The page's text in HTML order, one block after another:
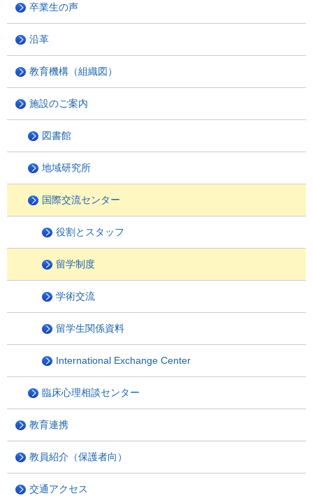
卒業生の声
沿革
教育機構（組織図）
施設のご案内
図書館
地域研究所
国際交流センター
役割とスタッフ
留学制度
学術交流
留学生関係資料
International Exchange Center
臨床心理相談センター
教育連携
教員紹介（保護者向）
交通アクセス